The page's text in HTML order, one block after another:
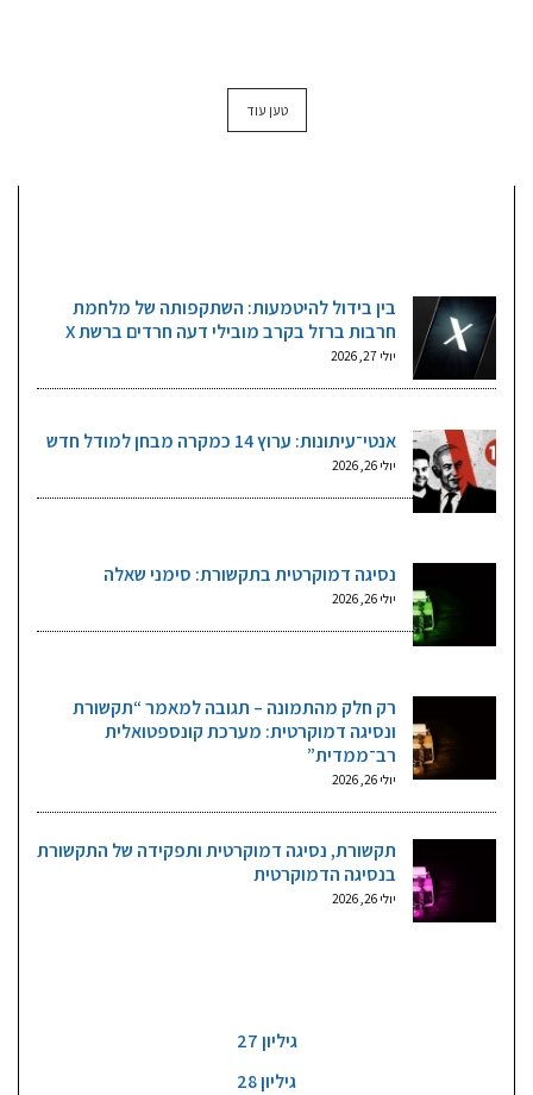
טען עוד
בין בידול להיטמעות: השתקפותה של מלחמת
חרבות ברזל בקרב מובילי דעה חרדים ברשת X
יולי 27, 2026
אנטי־עיתונות: ערוץ 14 כמקרה מבחן למודל חדש
יולי 26, 2026
נסיגה דמוקרטית בתקשורת: סימני שאלה
יולי 26, 2026
רק חלק מהתמונה – תגובה למאמר “תקשורת
ונסיגה דמוקרטית: מערכת קונספטואלית
רב־ממדית”
יולי 26, 2026
תקשורת, נסיגה דמוקרטית ותפקידה של התקשורת
בנסיגה הדמוקרטית
יולי 26, 2026
גיליון 27
גיליון 28